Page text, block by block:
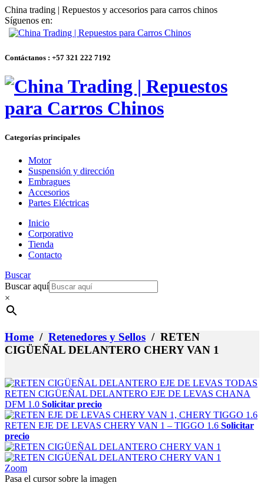
China trading | Repuestos y accesorios para carros chinos
Síguenos en:
Contáctanos : +57 321 222 7192
Categorías principales
Motor
Suspensión y dirección
Embragues
Accesorios
Partes Eléctricas
Inicio
Corporativo
Tienda
Contacto
Buscar
Buscar aquí
×
Home / Retenedores y Sellos / RETEN
CIGÜEÑAL DELANTERO CHERY VAN 1
RETEN CIGÜEÑAL DELANTERO EJE DE LEVAS CHANA
DFM 1.0 Solicitar precio
RETEN EJE DE LEVAS CHERY VAN 1 – TIGGO 1.6 Solicitar
precio
Zoom
Pasa el cursor sobre la imagen